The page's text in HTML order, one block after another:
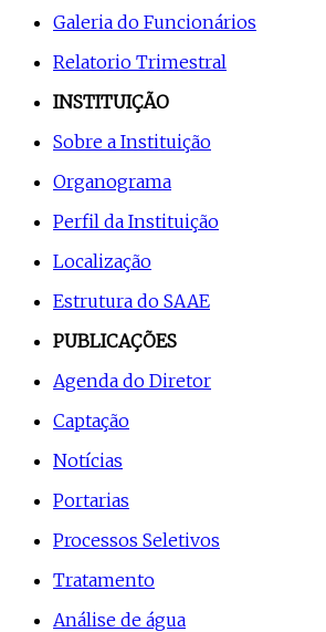
Galeria do Funcionários
Relatorio Trimestral
INSTITUIÇÃO
Sobre a Instituição
Organograma
Perfil da Instituição
Localização
Estrutura do SAAE
PUBLICAÇÕES
Agenda do Diretor
Captação
Notícias
Portarias
Processos Seletivos
Tratamento
Análise de água